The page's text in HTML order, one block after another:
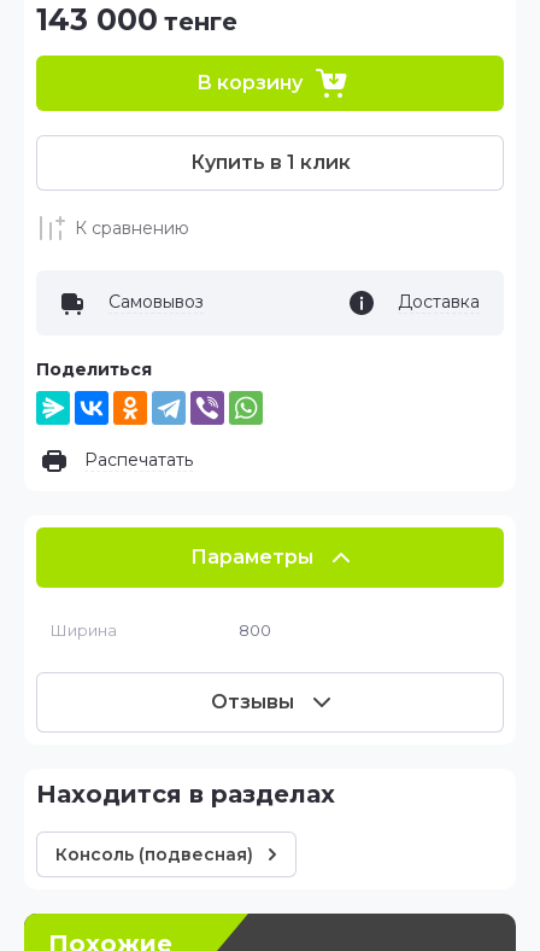
143 000 тенге
В корзину
Купить в 1 клик
К сравнению
Самовывоз Доставка
Поделиться
Распечатать
Параметры
Ширина 800
Отзывы
Находится в разделах
Консоль (подвесная)
Похожие